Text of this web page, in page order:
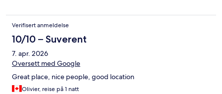
Verifisert anmeldelse
10/10 – Suverent
7. apr. 2026
Oversett med Google
Great place, nice people, good location
Olivier, reise på 1 natt